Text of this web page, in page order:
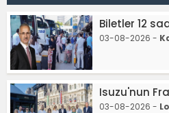
Biletler 12
03-08-2026 -
Isuzu'nun
03-08-2026 -